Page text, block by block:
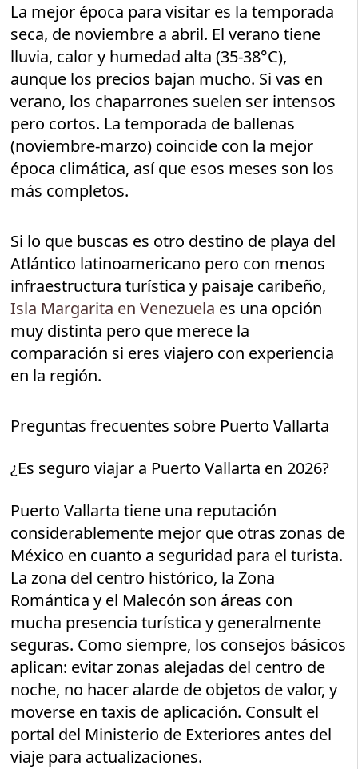
La mejor época para visitar es la temporada
seca, de noviembre a abril. El verano tiene
lluvia, calor y humedad alta (35-38°C),
aunque los precios bajan mucho. Si vas en
verano, los chaparrones suelen ser intensos
pero cortos. La temporada de ballenas
(noviembre-marzo) coincide con la mejor
época climática, así que esos meses son los
más completos.
Si lo que buscas es otro destino de playa del
Atlántico latinoamericano pero con menos
infraestructura turística y paisaje caribeño,
Isla Margarita en Venezuela es una opción
muy distinta pero que merece la
comparación si eres viajero con experiencia
en la región.
Preguntas frecuentes sobre Puerto Vallarta
¿Es seguro viajar a Puerto Vallarta en 2026?
Puerto Vallarta tiene una reputación
considerablemente mejor que otras zonas de
México en cuanto a seguridad para el turista.
La zona del centro histórico, la Zona
Romántica y el Malecón son áreas con
mucha presencia turística y generalmente
seguras. Como siempre, los consejos básicos
aplican: evitar zonas alejadas del centro de
noche, no hacer alarde de objetos de valor, y
moverse en taxis de aplicación. Consult el
portal del Ministerio de Exteriores antes del
viaje para actualizaciones.